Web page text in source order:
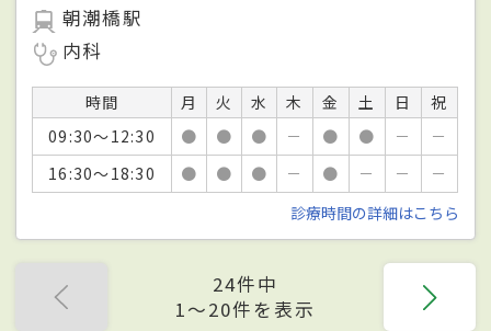
朝潮橋駅
内科
時間 月 火 水 木 金 土 日
祝
09:30～12:30
● ● ● － ● ● －
－
16:30～18:30
● ● ● － ● － －
－
診療時間の詳細はこちら
24件中
1〜20件を表示